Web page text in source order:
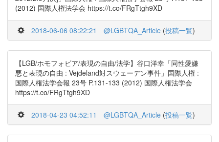
(2012) 国際人権法学会 https://t.co/FRgTtgh9XD
2018-06-06 08:22:21 @LGBTQA_Article (投稿一覧)
【LGB/ホモフォビア/表現の自由/法学】谷口洋幸「同性愛嫌
悪と表現の自由 : Vejdeland対スウェーデン事件」国際人権 :
国際人権法学会報 23号 P.131-133 (2012) 国際人権法学会
https://t.co/FRgTtgh9XD
2018-04-23 04:52:11 @LGBTQA_Article (投稿一覧)